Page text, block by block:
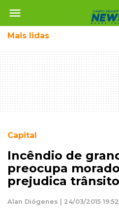
menu
Mais lidas
Capital
Incêndio de
preocupa
prejudica
Alan Diógenes | 24/03/2015 19:52